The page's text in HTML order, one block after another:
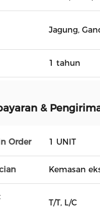
Jagung,
1 tahun
&
Order 1 UNIT
Kemasan
T/T, L/C